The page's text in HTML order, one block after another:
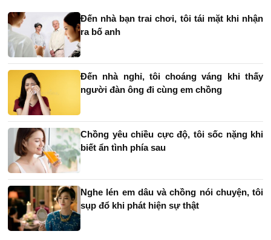
Đến nhà bạn trai chơi, tôi tái mặt khi nhận
ra bố anh
Đến nhà nghỉ, tôi choáng váng khi thấy
người đàn ông đi cùng em chồng
Chồng yêu chiều cực độ, tôi sốc nặng khi
biết ẩn tình phía sau
Nghe lén em dâu và chồng nói chuyện, tôi
sụp đổ khi phát hiện sự thật